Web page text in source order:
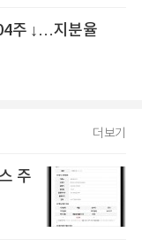
율
더보기
주